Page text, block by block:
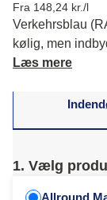
Fra 148,24 kr./l
Verkehrsblau
kølig, men
dybde og ro.
Læs mere
1. Vælg
Allround